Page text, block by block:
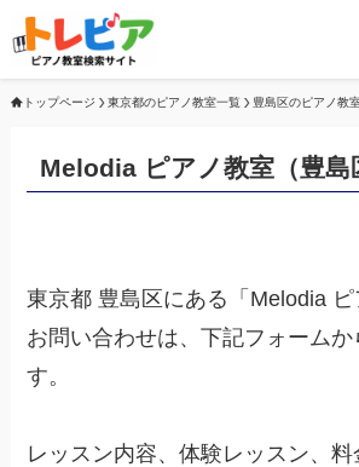
トップページ 東京都のピアノ教室一覧 豊島区のピアノ教
Melodia ピアノ教室（豊島
東京都 豊島区にある「Melodia
お問い合わせは、下記フォームか
す。
レッスン内容、体験レッスン、